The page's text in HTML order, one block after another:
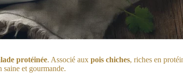
protéinée. Associé aux pois chiches, riches en
saine et gourmande.